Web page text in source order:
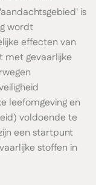
is
wordt
effecten van
met gevaarlijke
leefomgeving en
voldoende te
een startpunt
stoffen in